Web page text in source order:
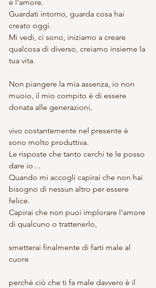
è l’amore.
Guardati intorno, guarda cosa hai
creato oggi.
Mi vedi, ci sono, iniziamo a creare
qualcosa di diverso, creiamo insieme la
tua vita.
Non piangere la mia assenza, io non
muoio, il mio compito è di essere
donata alle generazioni,
vivo costantemente nel presente è
sono molto produttiva.
Le risposte che tanto cerchi te le posso
dare io…
Quando mi accogli capirai che non hai
bisogno di nessun altro per essere
felice.
Capirai che non puoi implorare l’amore
di qualcuno o trattenerlo,
smetterai finalmente di farti male al
cuore
perché ciò che ti fa male davvero è il